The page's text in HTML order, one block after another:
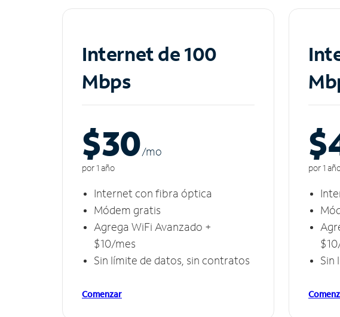
Internet de 100
Mbps
$30/mo
por 1 año
Internet con fibra óptica
Módem gratis
Agrega WiFi Avanzado +
$10/mes
Sin límite de datos, sin contratos
Comenzar
por 1
Sin